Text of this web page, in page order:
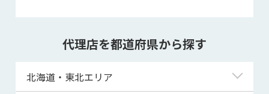
代理店を都道府県から探す
北海道・東北エリア